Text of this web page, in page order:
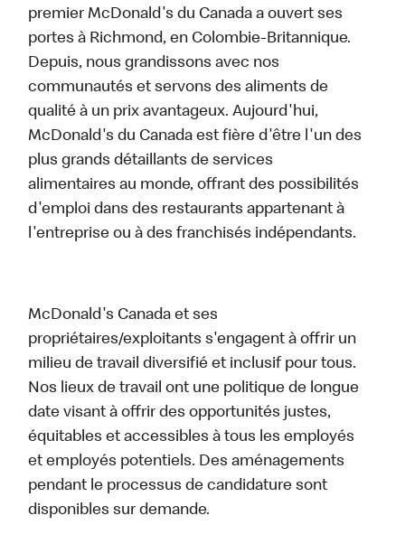
premier McDonald's du Canada a ouvert ses
portes à Richmond, en Colombie-Britannique.
Depuis, nous grandissons avec nos
communautés et servons des aliments de
qualité à un prix avantageux. Aujourd'hui,
McDonald's du Canada est fière d'être l'un des
plus grands détaillants de services
alimentaires au monde, offrant des possibilités
d'emploi dans des restaurants appartenant à
l'entreprise ou à des franchisés indépendants.
McDonald's Canada et ses
propriétaires/exploitants s'engagent à offrir un
milieu de travail diversifié et inclusif pour tous.
Nos lieux de travail ont une politique de longue
date visant à offrir des opportunités justes,
équitables et accessibles à tous les employés
et employés potentiels. Des aménagements
pendant le processus de candidature sont
disponibles sur demande.